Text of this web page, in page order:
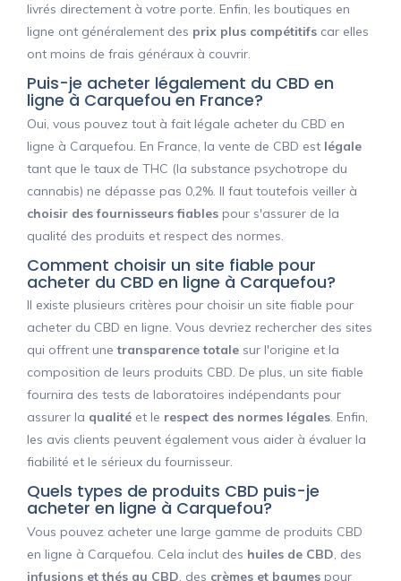
livrés directement à votre porte. Enfin, les boutiques en
ligne ont généralement des prix plus compétitifs car elles
ont moins de frais généraux à couvrir.
Puis-je acheter légalement du CBD en
ligne à Carquefou en France?
Oui, vous pouvez tout à fait légale acheter du CBD en
ligne à Carquefou. En France, la vente de CBD est légale
tant que le taux de THC (la substance psychotrope du
cannabis) ne dépasse pas 0,2%. Il faut toutefois veiller à
choisir des fournisseurs fiables pour s'assurer de la
qualité des produits et respect des normes.
Comment choisir un site fiable pour
acheter du CBD en ligne à Carquefou?
Il existe plusieurs critères pour choisir un site fiable pour
acheter du CBD en ligne. Vous devriez rechercher des sites
qui offrent unetransparence totale sur l'origine et la
composition de leurs produits CBD. De plus, un site fiable
fournira des tests de laboratoires indépendants pour
assurer la qualité et le respect des normes légales. Enfin,
les avis clients peuvent également vous aider à évaluer la
fiabilité et le sérieux du fournisseur.
Quels types de produits CBD puis-je
acheter en ligne à Carquefou?
Vous pouvez acheter une large gamme de produits CBD
en ligne à Carquefou. Cela inclut des huiles de CBD , des
infusions et thés au CBD , des crèmes et baumes pour